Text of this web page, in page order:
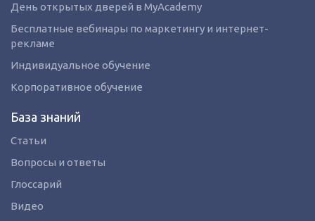
День открытых дверей в MyAcademy
Бесплатные вебинары по маркетингу и интернет-
рекламе
Индивидуальное обучение
Корпоративное обучение
База знаний
Статьи
Вопросы и ответы
Глоссарий
Видео